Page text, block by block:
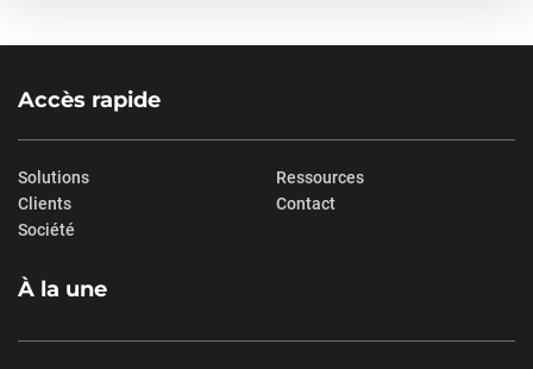
Accès rapide
Solutions
Clients
Société
Ressources
Contact
À la une